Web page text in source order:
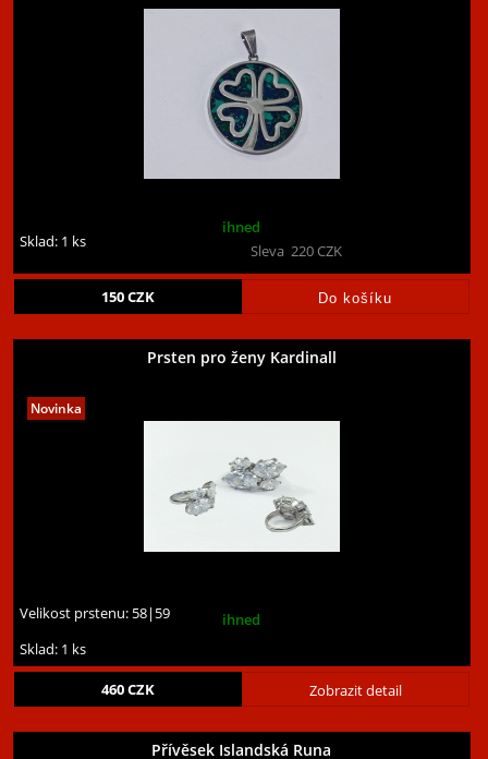
ihned
Sklad: 1 ks
150CZK
Sleva 220CZK
Prsten pro ženy Kardinall
Velikost prstenu: 58|59
ihned
Sklad: 1 ks
Zobrazit detail
460CZK
Přívěsek Islandská Runa